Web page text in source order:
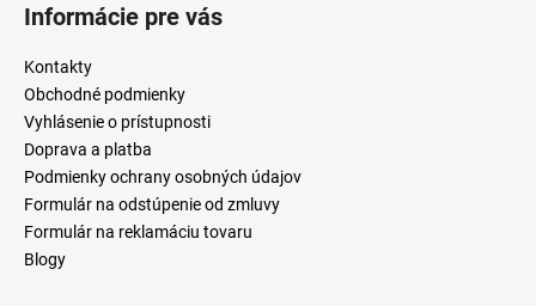
n
á
j
s
ť
?
Informácie pre vás
Kontakty
Obchodné podmienky
Vyhlásenie o prístupnosti
Doprava a platba
Podmienky ochrany osobných údajov
Formulár na odstúpenie od zmluvy
Formulár na reklamáciu tovaru
Blogy